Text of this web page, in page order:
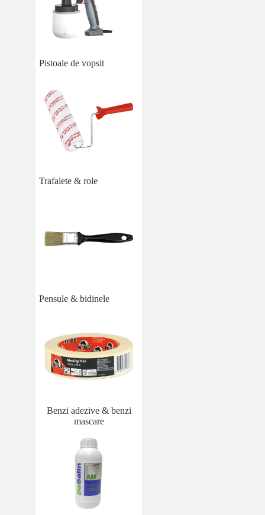
Pistoale de vopsit
Trafalete & role
Pensule & bidinele
Benzi adezive & benzi
mascare